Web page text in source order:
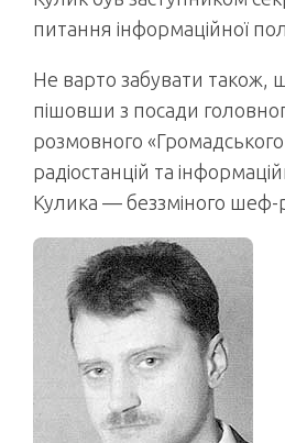
питання інформаційної
Не варто забувати також,
пішовши з посади
розмовного
радіостанцій та
Кулика — беззміного шеф-